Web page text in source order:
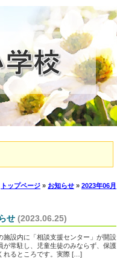
トップページ » お知らせ » 2023年06月
せ (2023.06.25)
設内に「相談支援センター」が開設
が常駐し、児童生徒のみならず、保護
れるところです。実際 […]